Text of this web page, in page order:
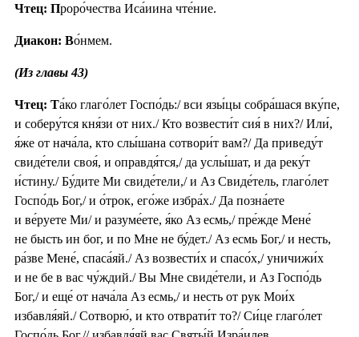
Чтец: Проро́чества Иса́иина чте́ние.
Диакон: Во́нмем.
(Из главы 43)
Чтец: Та́ко глаго́лет Госпо́дь:/ вси язы́цы собра́шася вку́пе,
и соберу́тся кня́зи от них./ Кто возвести́т сия́ в них?/ Или́,
я́же от нача́ла, кто слы́шана сотвори́т вам?/ Да приведу́т
свиде́тели своя́, и оправдя́тся,/ да услы́шат, и да реку́т
и́стину./ Бу́дите Ми свиде́тели,/ и Аз Свиде́тель, глаго́лет
Госпо́дь Бог,/ и о́трок, его́же избра́х./ Да позна́ете
и ве́руете Ми/ и разуме́ете, я́ко Аз есмь,/ пре́жде Мене́
не бысть ин бог, и по Мне не бу́дет./ Аз есмь Бог,/ и несть,
ра́зве Мене́, спаса́яй./ Аз возвести́х и спасо́х,/ уничижи́х
и не бе в вас чу́ждий./ Вы Мне свиде́тели, и Аз Госпо́дь
Бог,/ и еще́ от нача́ла Аз есмь,/ и несть от рук Мои́х
избавля́яй./ Сотворю́, и кто отврати́т то?/ Си́це глаго́лет